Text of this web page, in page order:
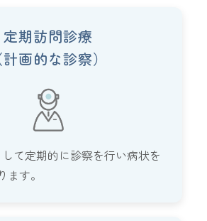
定期訪問診療
計画的な診察）
て定期的に診察を行い病状を
す。